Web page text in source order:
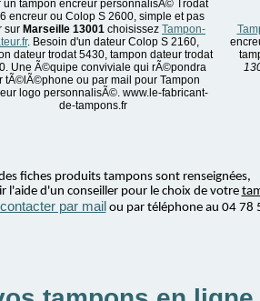
un tampon encreur personnalisÃ© Trodat
encreur ou Colop S 2600, simple et pas
sur Marseille 13001 choisissez Tampon-
. Besoin d'un dateur Colop S 2160,
dateur trodat 5430, tampon dateur trodat
Une Ã©quipe conviviale qui rÃ©pondra
tÃ©lÃ©phone ou par mail pour Tampon
logo personnalisÃ©. www.le-fabricant-
de-tampons.fr
fiches produits tampons sont renseignées,
l'aide d'un conseiller pour le choix de votre
par mailou par téléphone au 04 78